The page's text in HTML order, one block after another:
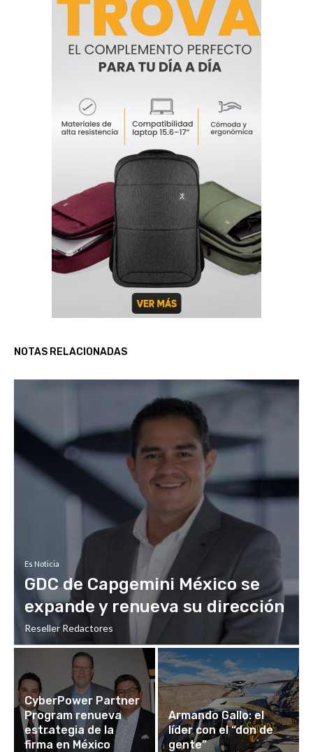
NOTAS RELACIONADAS
Es Noticia
GDC de Capgemini México se
expande y renueva su dirección
Reseller Redactores
CyberPower Partner
Program renueva
estrategia de la
firma en México
Armando Gallo: el
líder con el “don de
gente”